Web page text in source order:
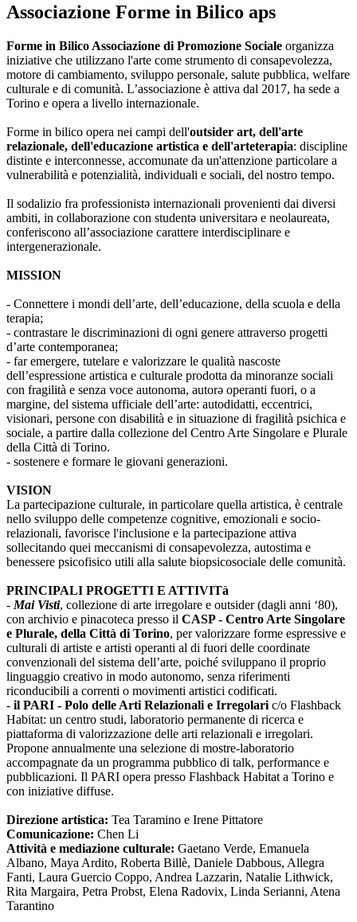
Associazione Forme in Bilico aps
Forme in Bilico Associazione di Promozione Sociale organizza
iniziative che utilizzano l'arte come strumento di consapevolezza,
motore di cambiamento, sviluppo personale, salute pubblica, welfare
culturale e di comunità. L’associazione è attiva dal 2017, ha sede a
Torino e opera a livello internazionale.
Forme in bilico opera nei campi dell'outsider art, dell'arte
relazionale, dell'educazione artistica e dell'arteterapia: discipline
distinte e interconnesse, accomunate da un'attenzione particolare a
vulnerabilità e potenzialità, individuali e sociali, del nostro tempo.
Il sodalizio fra professionistə internazionali provenienti dai diversi
ambiti, in collaborazione con studentə universitarə e neolaureatə,
conferiscono all’associazione carattere interdisciplinare e
intergenerazionale.
MISSION
- Connettere i mondi dell’arte, dell’educazione, della scuola e della
terapia;
- contrastare le discriminazioni di ogni genere attraverso progetti
d’arte contemporanea;
- far emergere, tutelare e valorizzare le qualità nascoste
dell’espressione artistica e culturale prodotta da minoranze sociali
con fragilità e senza voce autonoma, autorə operanti fuori, o a
margine, del sistema ufficiale dell’arte: autodidatti, eccentrici,
visionari, persone con disabilità e in situazione di fragilità psichica e
sociale, a partire dalla collezione del Centro Arte Singolare e Plurale
della Città di Torino.
- sostenere e formare le giovani generazioni.
VISION
La partecipazione culturale, in particolare quella artistica, è centrale
nello sviluppo delle competenze cognitive, emozionali e socio-
relazionali, favorisce l'inclusione e la partecipazione attiva
sollecitando quei meccanismi di consapevolezza, autostima e
benessere psicofisico utili alla salute biopsicosociale delle comunità.
PRINCIPALI PROGETTI E ATTIVITà
- Mai Visti, collezione di arte irregolare e outsider (dagli anni ‘80),
con archivio e pinacoteca presso il CASP - Centro Arte Singolare
e Plurale, della Città di Torino, per valorizzare forme espressive e
culturali di artiste e artisti operanti al di fuori delle coordinate
convenzionali del sistema dell’arte, poiché sviluppano il proprio
linguaggio creativo in modo autonomo, senza riferimenti
riconducibili a correnti o movimenti artistici codificati.
- il PARI - Polo delle Arti Relazionali e Irregolari c/o Flashback
Habitat: un centro studi, laboratorio permanente di ricerca e
piattaforma di valorizzazione delle arti relazionali e irregolari.
Propone annualmente una selezione di mostre-laboratorio
accompagnate da un programma pubblico di talk, performance e
pubblicazioni. Il PARI opera presso Flashback Habitat a Torino e
con iniziative diffuse.
Direzione artistica: Tea Taramino e Irene Pittatore
Comunicazione: Chen Li
Attività e mediazione culturale: Gaetano Verde, Emanuela
Albano, Maya Ardito, Roberta Billè, Daniele Dabbous, Allegra
Fanti, Laura Guercio Coppo, Andrea Lazzarin, Natalie Lithwick,
Rita Margaira, Petra Probst, Elena Radovix, Linda Serianni, Atena
Tarantino